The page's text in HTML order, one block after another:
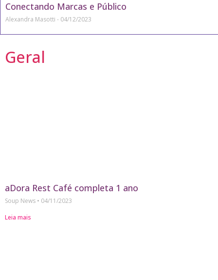
Conectando Marcas e Público
Alexandra Masotti 04/12/2023
Geral
aDora Rest Café completa 1 ano
Soup News
04/11/2023
Leia mais